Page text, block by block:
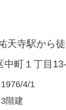
天寺駅から
中町１丁目
1976/4/1
3階建